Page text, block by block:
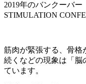
2019年のバンクーバ
STIMULATION
筋肉が緊張する、骨格
続くなどの現象は「脳
ています。